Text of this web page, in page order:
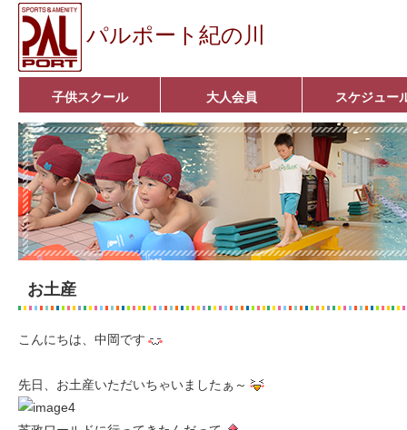
パルポート紀の川
子供スクール
ベビーコース
幼児コース
小学生コース
育成コース
選手コース
キッズパーク(体操教室)
子どもダンス教室
■入会案内■
大人会員
アクア悠々クラブ
いきいきコース
■入会案内■
スケジュー
お土産
こんにちは、中岡です
先日、お土産いただいちゃいましたぁ～